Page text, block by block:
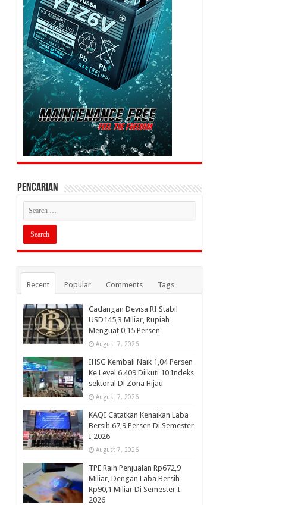
PENCARIAN
Recent Popular Comments Tags
Cadangan Devisa RI Stabil
USD145,3 Miliar, Rupiah
Menguat 0,15 Persen
August 7, 2026
IHSG Kembali Naik 1,04 Persen
Ke Level 6.409 Diikuti 10 Indeks
sektoral Di Zona Hijau
August 7, 2026
KAQI Catatkan Kenaikan Laba
Bersih 67,9 Persen Di Semester
I 2026
August 7, 2026
TPE Raih Penjualan Rp672,9
Miliar, Dengan Laba Bersih
Rp90,1 Miliar Di Semester I
2026